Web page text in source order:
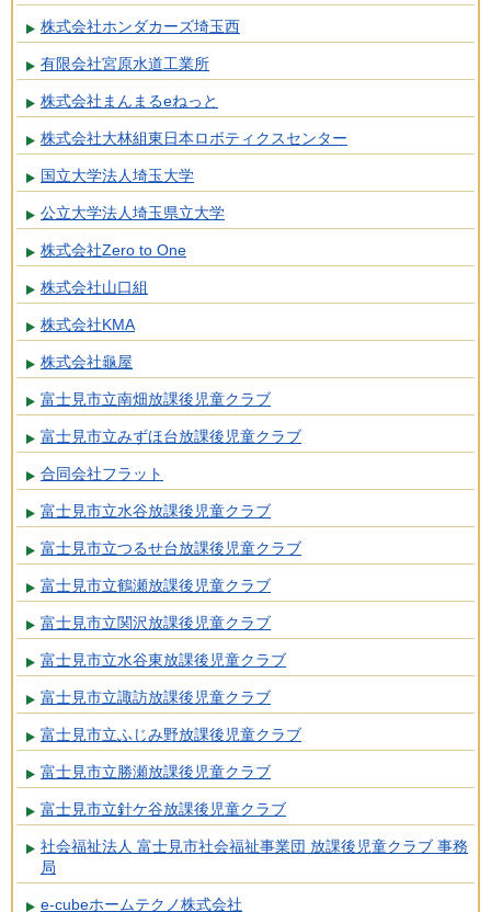
株式会社ホンダカーズ埼玉西
有限会社宮原水道工業所
株式会社まんまるeねっと
株式会社大林組東日本ロボティクスセンター
国立大学法人埼玉大学
公立大学法人埼玉県立大学
株式会社Zero to One
株式会社山口組
株式会社KMA
株式会社龜屋
富士見市立南畑放課後児童クラブ
富士見市立みずほ台放課後児童クラブ
合同会社フラット
富士見市立水谷放課後児童クラブ
富士見市立つるせ台放課後児童クラブ
富士見市立鶴瀬放課後児童クラブ
富士見市立関沢放課後児童クラブ
富士見市立水谷東放課後児童クラブ
富士見市立諏訪放課後児童クラブ
富士見市立ふじみ野放課後児童クラブ
富士見市立勝瀬放課後児童クラブ
富士見市立針ケ谷放課後児童クラブ
社会福祉法人 富士見市社会福祉事業団 放課後児童クラブ 事務
局
e-cubeホームテクノ株式会社